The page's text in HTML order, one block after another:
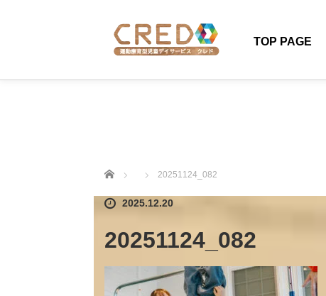
TOP PAGE
ホーム 20251124_082
2025.12.20
20251124_082